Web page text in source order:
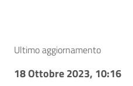
Ultimo aggiornamento
18 Ottobre 2023, 10:16